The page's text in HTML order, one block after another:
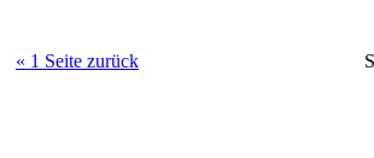
« 1 Seite zurück